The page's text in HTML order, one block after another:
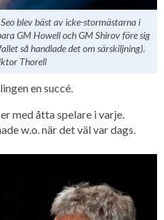
blev bäst av icke-stormästarna i
GM Howell och GM Shirov före sig
så handlade det om särskiljning).
Thorell
en succé.
med åtta spelare i varje.
w.o. när det väl var dags.